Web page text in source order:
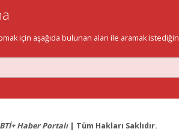
için aşağıda bulunan alan ile aramak
Haber Portalı| Tüm Hakları Saklıdır.